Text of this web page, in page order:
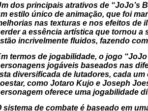
dos principais atrativos de “JoJo’s
estilo único de animação, que foi
nas texturas e nos efeitos de
a essência artística que tornou a
incrivelmente fluidos, fazendo
termos de jogabilidade, o jogo
jogáveis baseados nas
diversificada de lutadores, cada
como Jotaro Kujo e Joseph
oferece uma jogabilidade
sistema de combate é baseado em